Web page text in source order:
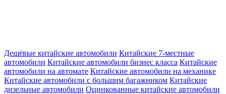
Дешёвые китайские автомобили Китайские 7-местные
автомобили Китайские автомобили бизнес класса Китайские
автомобили на автомате Китайские автомобили на механике
Китайские автомобили с большим багажником Китайские
дизельные автомобили Оцинкованные китайские автомобили